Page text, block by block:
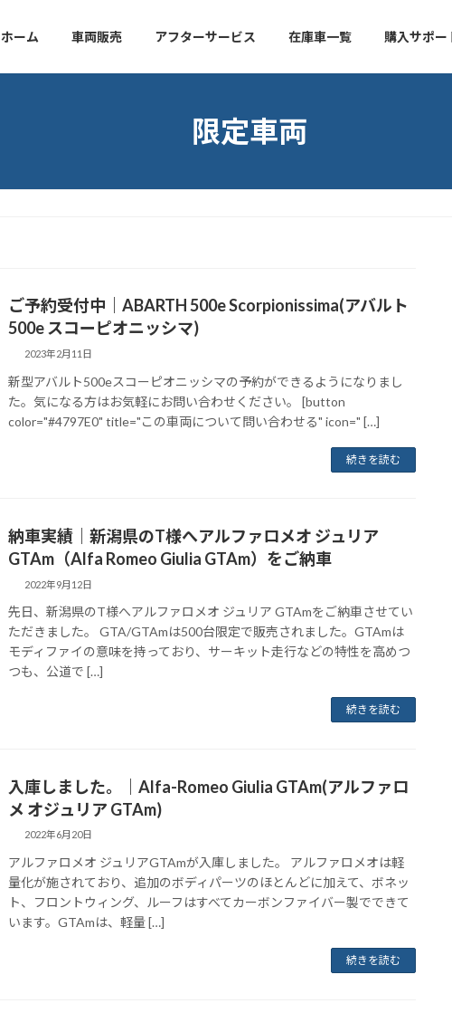
ホーム 車両販売 アフターサービス 在庫車一覧 購入サポー
限定車両
ご予約受付中｜ABARTH 500e Scorpionissima(アバルト
500e スコーピオニッシマ)
2023年2月11日
新型アバルト500eスコーピオニッシマの予約ができるようになりまし
た。気になる方はお気軽にお問い合わせください。 [button
color="#4797E0" title="この車両について問い合わせる" icon=" […]
続きを読む
納車実績｜新潟県のT様へアルファロメオ ジュリア
GTAm（Alfa Romeo Giulia GTAm）をご納車
2022年9月12日
先日、新潟県のT様へアルファロメオ ジュリア GTAmをご納車させてい
ただきました。 GTA/GTAmは500台限定で販売されました。GTAmは
モディファイの意味を持っており、サーキット走行などの特性を高めつ
つも、公道で […]
続きを読む
入庫しました。｜Alfa-Romeo Giulia GTAm(アルファロ
メ オジュリア GTAm)
2022年6月20日
アルファロメオ ジュリアGTAmが入庫しました。 アルファロメオは軽
量化が施されており、追加のボディパーツのほとんどに加えて、ボネッ
ト、フロントウィング、ルーフはすべてカーボンファイバー製でできて
います。GTAmは、軽量 […]
続きを読む